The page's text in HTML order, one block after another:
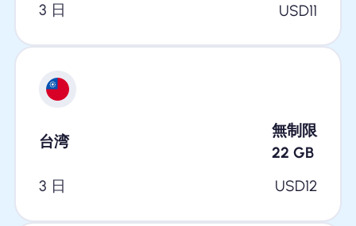
3 日
USD11
台湾
無制限
22 GB
3 日
USD12